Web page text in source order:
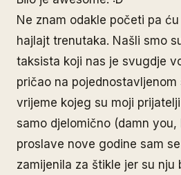
Ne znam odakle početi pa
hajlajt trenutaka. Našli smo
taksista koji nas je svugdje
pričao na
vrijeme kojeg su moji
samo djelomično (damn
proslave nove godine sam
zamijenila za štikle jer su nju